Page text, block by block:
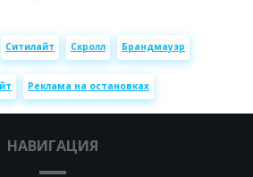
Ситилайт Скролл Брандмауэр
Реклама на остановках
НАВИГАЦИЯ